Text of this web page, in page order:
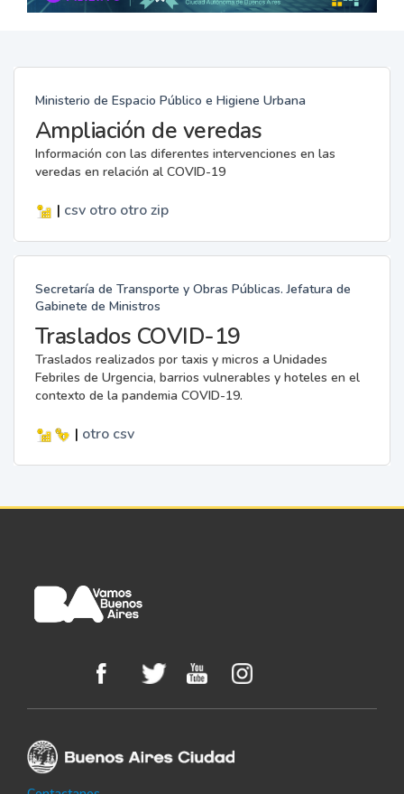
Ministerio de Espacio Público e Higiene Urbana
Ampliación de veredas
Información con las diferentes intervenciones en las
veredas en relación al COVID-19
| csv otro otro zip
Secretaría de Transporte y Obras Públicas. Jefatura de
Gabinete de Ministros
Traslados COVID-19
Traslados realizados por taxis y micros a Unidades
Febriles de Urgencia, barrios vulnerables y hoteles en el
contexto de la pandemia COVID-19.
| otro csv